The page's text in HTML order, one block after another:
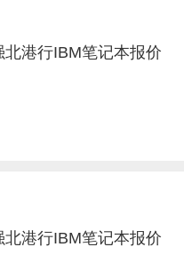
北港行IBM笔记本报价
北港行IBM笔记本报价